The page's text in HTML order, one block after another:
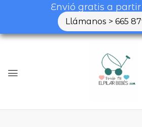
Envió gratis a
Llámanos > 665